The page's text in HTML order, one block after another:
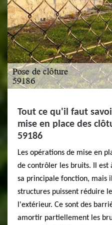
Tout ce qu'il faut
mise en place des
59186
Les opérations de mise en
de contrôler les bruits. Il est
sa principale fonction, mais
structures puissent réduire
l'extérieur. Ce sont des
amortir partiellement les